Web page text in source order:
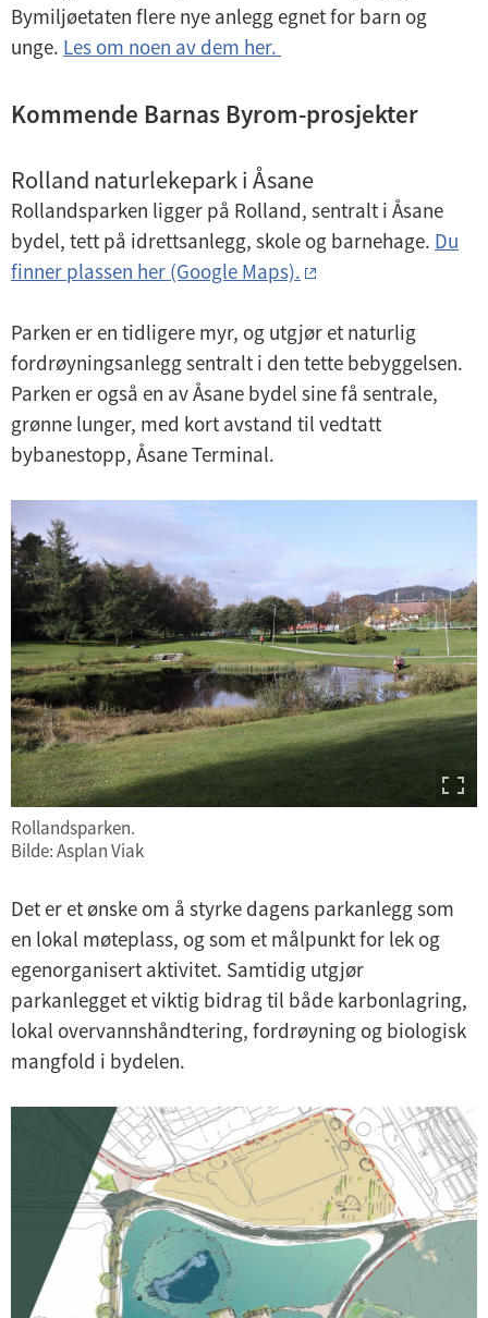
Bymiljøetaten flere nye anlegg egnet for barn og
unge. Les om noen av dem her.
Kommende Barnas Byrom-prosjekter
Rolland naturlekepark i Åsane
Rollandsparken ligger på Rolland, sentralt i Åsane
bydel, tett på idrettsanlegg, skole og barnehage. Du
finner plassen her (Google Maps).
​Parken er en tidligere myr, og utgjør et naturlig
fordrøyningsanlegg sentralt i den tette bebyggelsen.
Parken er også en av Åsane bydel sine få sentrale,
grønne lunger, med kort avstand til vedtatt
bybanestopp, Åsane Terminal.
Rollandsparken.
Bilde: Asplan Viak
Det er et ønske om å styrke dagens parkanlegg som
en lokal møteplass, og som et målpunkt for lek og
egenorganisert aktivitet. Samtidig utgjør
parkanlegget et viktig bidrag til både karbonlagring,
lokal overvannshåndtering, fordrøyning og biologisk
mangfold i bydelen.